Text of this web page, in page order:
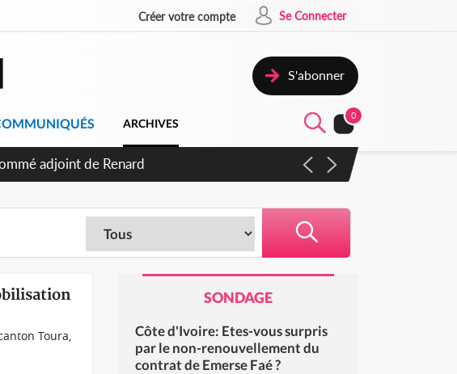
Créer votre compte Se Connecter
S'abonner
ARCHIVES
0
les rumeurs d'exactions des civils
Toura,
SONDAGE
Côte d'Ivoire: Etes-vous surpris
par le non-renouvellement du
contrat de Emerse Faé ?